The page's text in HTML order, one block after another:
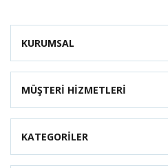
KURUMSAL
MÜŞTERİ HİZMETLERİ
KATEGORİLER